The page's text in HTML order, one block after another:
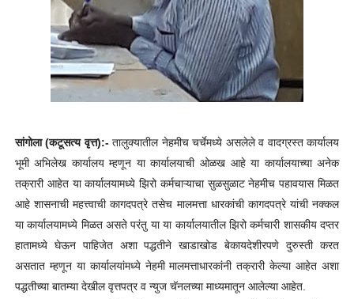
सांगोला (कटूसत्य वृत्त):-तालुक्यातील नेहमीच चर्चेमध्ये असलेले व वादग्रस्त कार्यालय
भूमी अभिलेख कार्यालय म्हणून या कार्यालयाची ओळख आहे या कार्यालयाच्या अनेक
तक्रारी आहेत या कार्यालयामध्ये झिरो कर्मचाऱ्याचा सुळसुळाट नेहमीच पहावयास मिळत
आहे शासनाची महत्त्वाची कागदपत्रे तसेच मालमत्ता धारकांची कागदपत्रे यांची नक्कल
या कार्यालयामध्ये मिळत असते परंतु या या कार्यालयातील झिरो कर्मचारी शासकीय दप्तर
हातामध्ये घेऊन पाहिजेत अशा पद्धतीने खाडाखोड बेकायदेशीरपणे दुरुस्ती करत
असतात म्हणून या कार्यालयांमध्ये नेहमी मालमत्ताधारकांनी तक्रारी केल्या आहेत अशा
पद्धतीच्या बातम्या देखील वृत्तपत्र व न्युज चॅनलच्या माध्यमातून आलेल्या आहेत.